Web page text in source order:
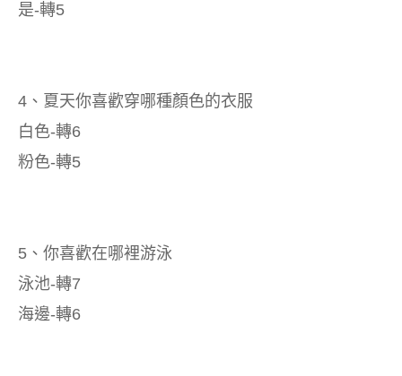
是-轉5
4、夏天你喜歡穿哪種顏色的衣服
白色-轉6
粉色-轉5
5、你喜歡在哪裡游泳
泳池-轉7
海邊-轉6